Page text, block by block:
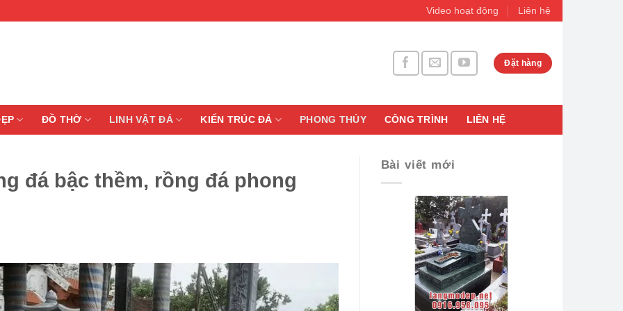
Video hoạt động Liên hệ
Đặt hàng
ĐỒ THỜ LINH VẬT ĐÁ KIẾN TRÚC ĐÁ PHONG THỦY CÔNG TRÌNH LIÊN HỆ
đá bậc thềm, rồng đá phong
Bài viết mới